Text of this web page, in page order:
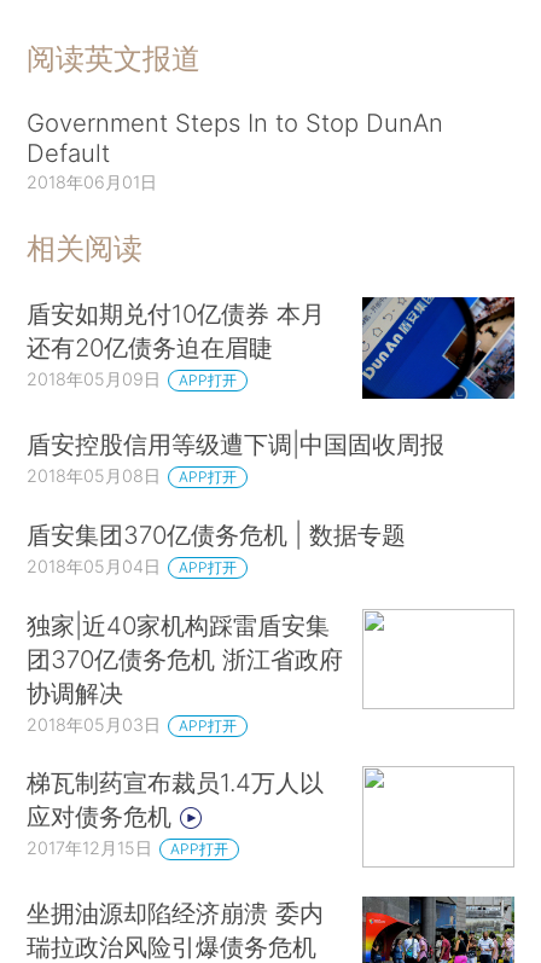
阅读英文报道
Government Steps In to Stop DunAn
Default
2018年06月01日
相关阅读
盾安如期兑付10亿债券 本月
还有20亿债务迫在眉睫
2018年05月09日 APP打开
盾安控股信用等级遭下调|中国固收周报
2018年05月08日 APP打开
盾安集团370亿债务危机 | 数据专题
2018年05月04日 APP打开
独家|近40家机构踩雷盾安集
团370亿债务危机 浙江省政府
协调解决
2018年05月03日 APP打开
梯瓦制药宣布裁员1.4万人以
应对债务危机
2017年12月15日 APP打开
坐拥油源却陷经济崩溃 委内
瑞拉政治风险引爆债务危机